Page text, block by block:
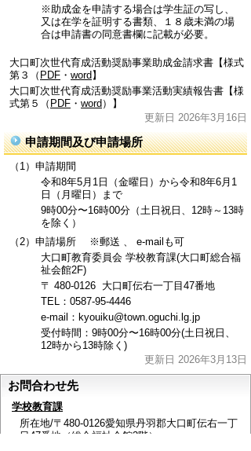
※助成金を申請する場合は学生証の写し、
又は在学を証明する書類、１８歳未満の場
合は申請書の同意書欄に記載が必要。
大口町次世代育成活動奨励事業助成金請求書【様式
第３（ PDF ・ word 】
大口町次世代育成活動奨励事業活動実績報告書【様
式第５（ PDF ・ word ）】
更新日 2026年3月16日
申請期間及び申請場所
（1）申請期間
令和8年5月1日（金曜日）から令和8年6月1
日（月曜日）まで
9時00分〜16時00分（土日祝日、12時～13時
を除く）
（2）申請場所 ※郵送 、 e-mailも可
大口町教育委員会 学校教育課(大口町総合福
祉会館2F)
〒 480-0126 大口町伝右一丁目47番地
TEL：0587-95-4446
e-mail：kyouiku@town.oguchi.lg.jp
受付時間：9時00分〜16時00分(土日祝日、
12時から13時除く)
更新日 2026年3月13日
お問合わせ先
学校教育課
所在地/〒480-0126愛知県丹羽郡大口町伝右一丁
目47番地（総合福祉会館2階）